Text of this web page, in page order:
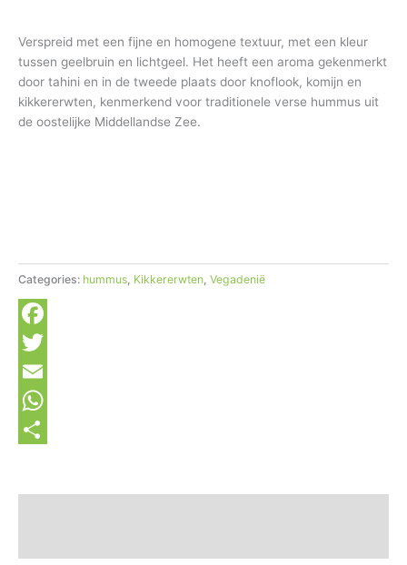
Verspreid met een fijne en homogene textuur, met een kleur
tussen geelbruin en lichtgeel. Het heeft een aroma gekenmerkt
door tahini en in de tweede plaats door knoflook, komijn en
kikkererwten, kenmerkend voor traditionele verse hummus uit
de oostelijke Middellandse Zee.
Categories: hummus, Kikkererwten, Vegadenië
Facebook
Twitter
Email
WhatsApp